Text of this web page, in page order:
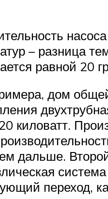
– разница
равной 20
дом
киловатт.
дальше.
переход,